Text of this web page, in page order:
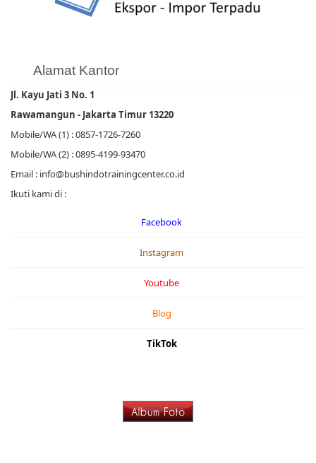
Alamat Kantor
Jl. Kayu Jati 3 No. 1
Rawamangun - Jakarta Timur 13220
Mobile/WA (1) : 0857-1726-7260
Mobile/WA (2) : 0895-4199-93470
Email : info@bushindotrainingcenter.co.id
Ikuti kami di :
Facebook
Instagram
Youtube
Blog
TikTok